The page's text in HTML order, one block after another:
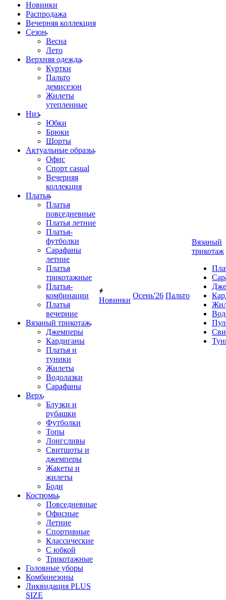
Новинки
Распродажа
Вечерняя коллекция
Сезон
Весна
Лето
Верхняя одежда
Куртки
Пальто
демисезон
Жилеты
утепленные
Низ
Юбки
Брюки
Шорты
Актуальные образы
Офис
Спорт casual
Вечерняя
коллекция
Платья
Платья
повседневные
Платья летние
Платья-
футболки
Сарафаны
летние
Платья
трикотажные
Платья-
комбинации
Платья
вечерние
Вязаный трикотаж
Джемперы
Кардиганы
Платья и
туники
Жилеты
Водолазки
Сарафаны
Верх
Блузки и
рубашки
Футболки
Топы
Лонгсливы
Свитшоты и
джемперы
Жакеты и
жилеты
Боди
Костюмы
Повседневные
Офисные
Летние
Спортивные
Классические
С юбкой
Трикотажные
Головные уборы
Комбинезоны
Ликвидация PLUS
SIZE
Новинки
Осень'26 Пальто
Вязаный
трикотаж